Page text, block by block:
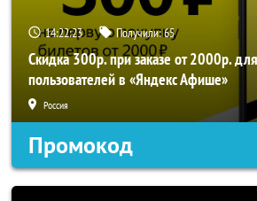
14:22:22 Получили:65
Скидка 300р. при заказе от 2000р.
пользователей в «Яндекс Афише»
Россия
Промокод